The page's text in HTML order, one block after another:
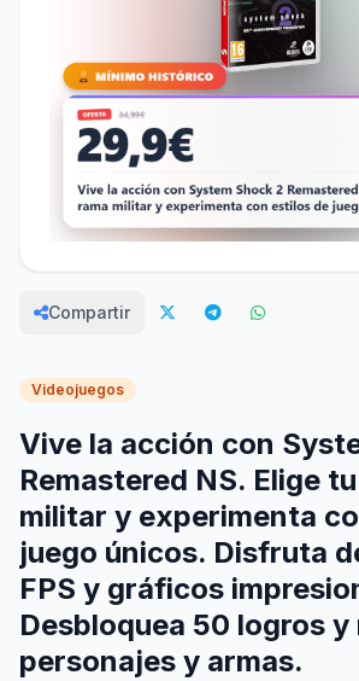
Compartir
Videojuegos
Vive la acción con
Remastered NS. Elige
militar y experimenta
juego únicos. Disfruta
FPS y gráficos
Desbloquea 50 logros
personajes y armas.